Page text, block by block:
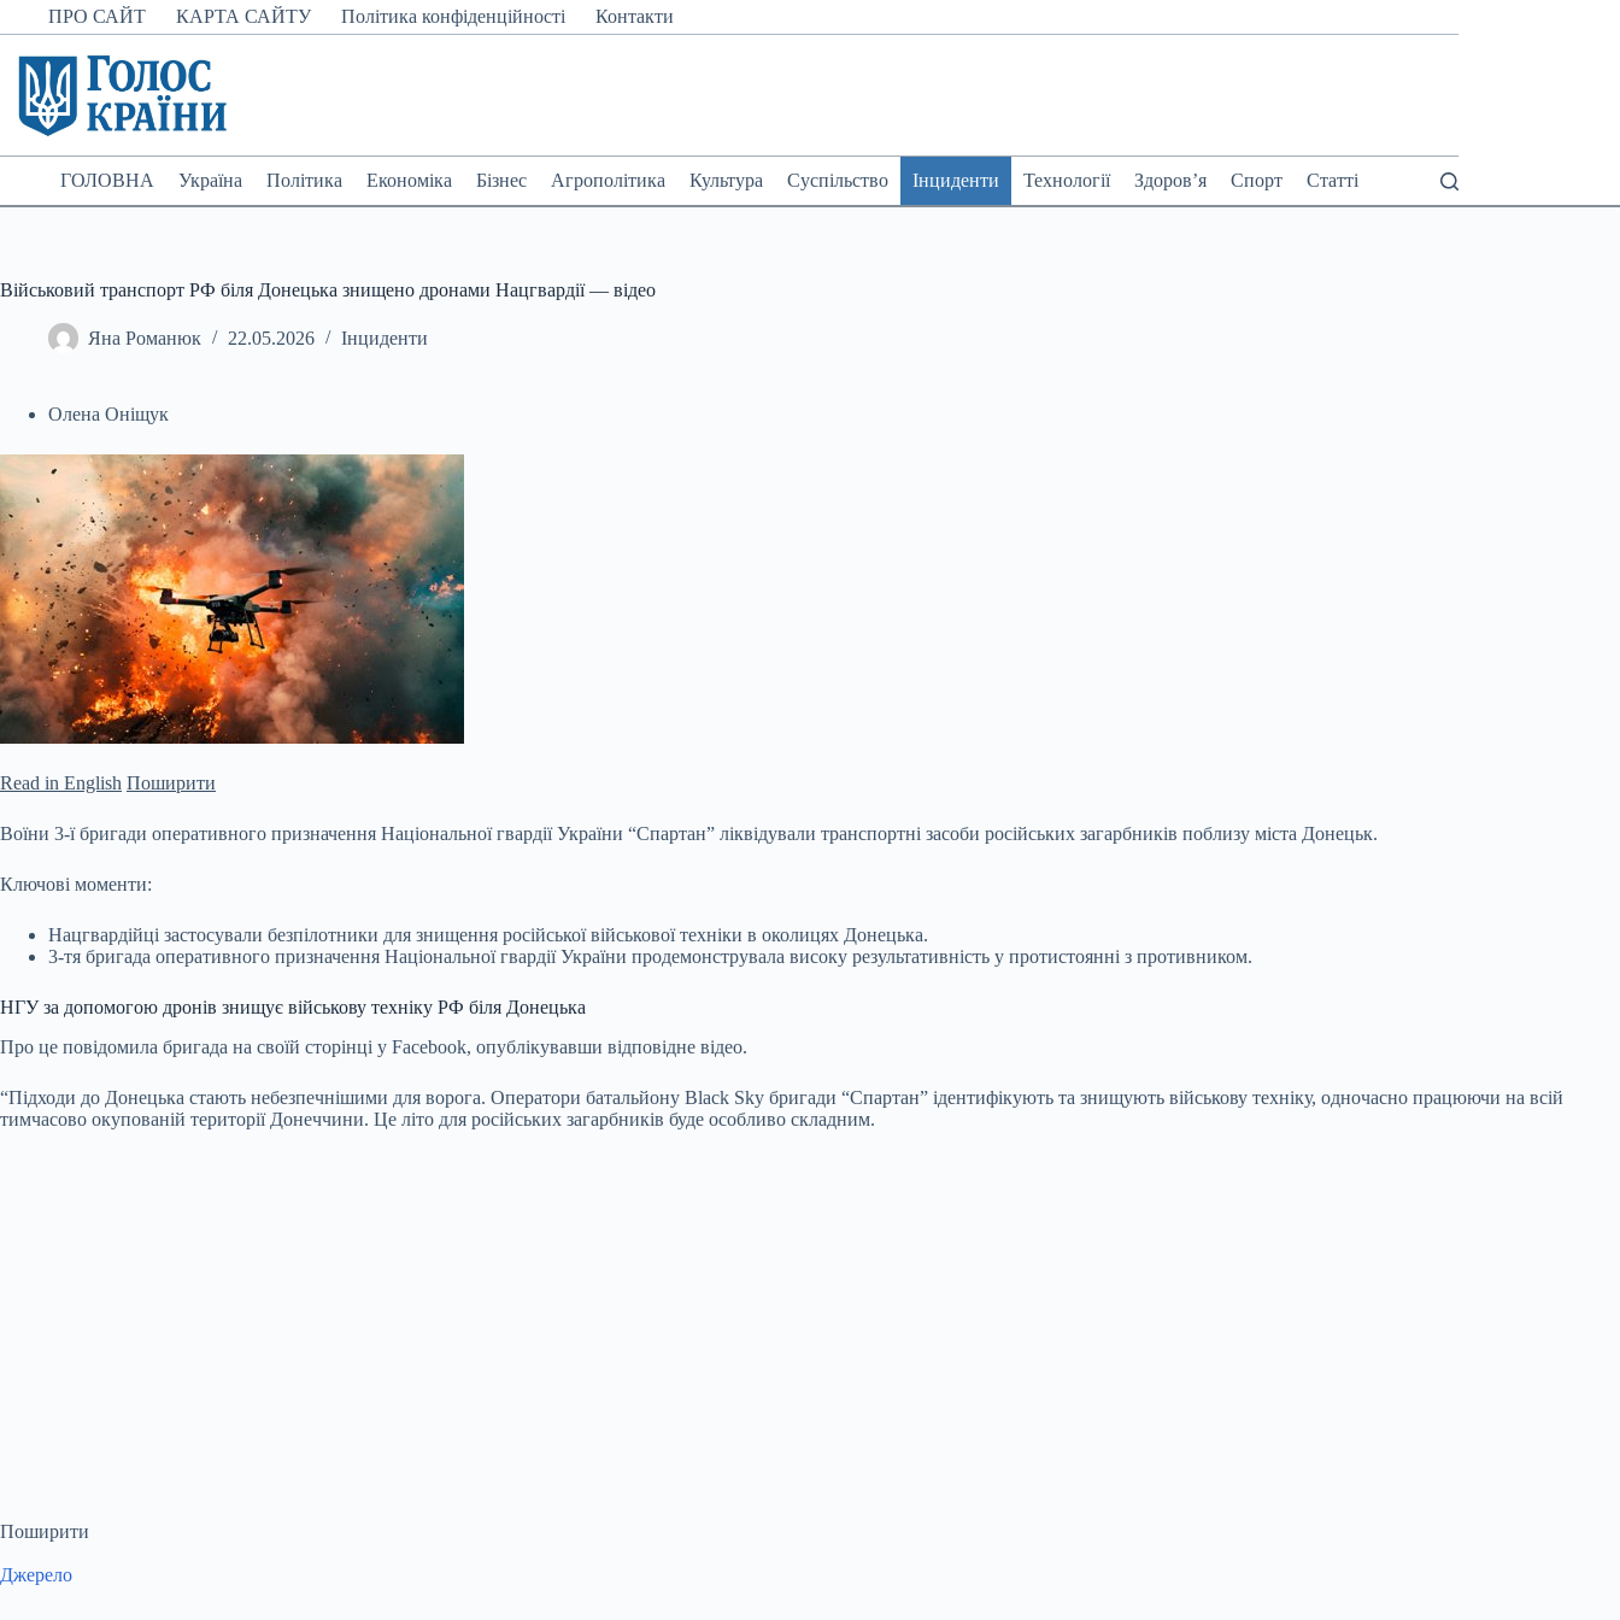
Перейти
до
вмісту
ПРО САЙТ КАРТА САЙТУ Політика конфіденційності Контакти
ГОЛОВНА Україна Політика Економіка Бізнес Агрополітика Культура Суспільство Інциденти Технології Здоров’я Спорт Статті
Військовий транспорт РФ біля Донецька знищено дронами Нацгвардії — відео
Яна Романюк 22.05.2026 Інциденти
Олена Оніщук
Read in English Поширити
Воїни 3-ї бригади оперативного призначення Національної гвардії України “Спартан” ліквідували транспортні засоби російських загарбників поблизу міста Донецьк.
Ключові моменти:
Нацгвардійці застосували безпілотники для знищення російської військової техніки в околицях Донецька.
3-тя бригада оперативного призначення Національної гвардії України продемонструвала високу результативність у протистоянні з противником.
НГУ за допомогою дронів знищує військову техніку РФ біля Донецька
Про це повідомила бригада на своїй сторінці у Facebook, опублікувавши відповідне відео.
“Підходи до Донецька стають небезпечнішими для ворога. Оператори батальйону Black Sky бригади “Спартан” ідентифікують та знищують військову техніку, одночасно працюючи на всій
тимчасово окупованій території Донеччини. Це літо для російських загарбників буде особливо складним.
Поширити
Джерело